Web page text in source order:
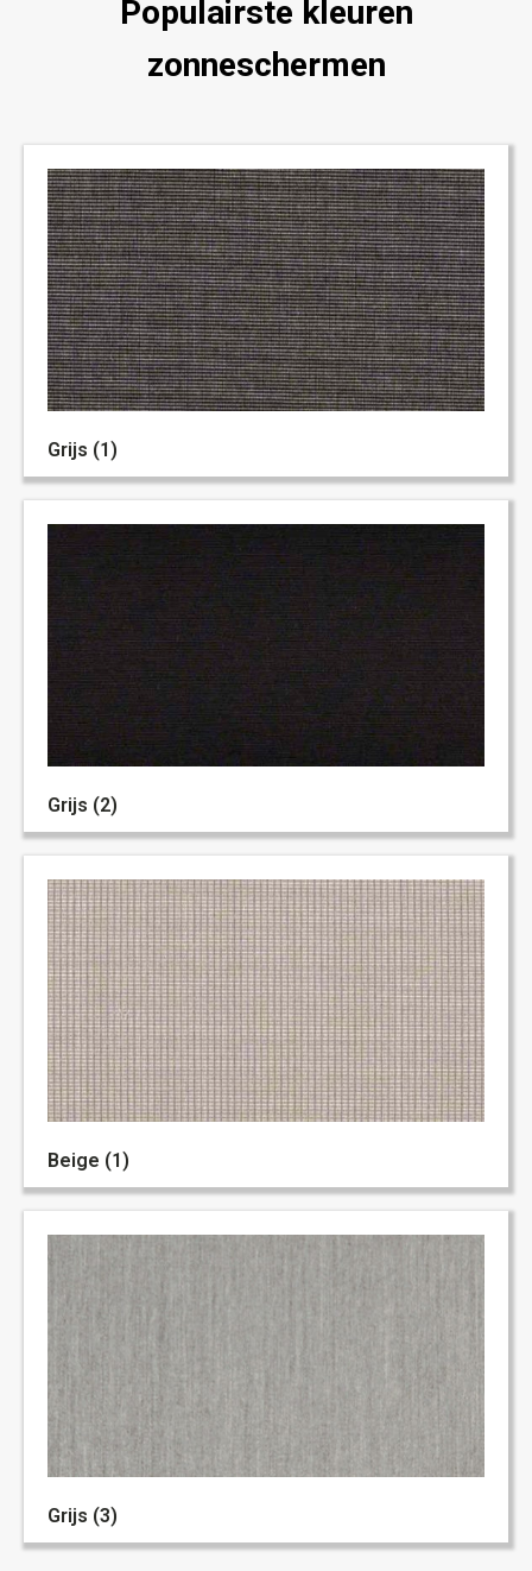
Populairste kleuren
zonneschermen
Grijs (1)
Grijs (2)
Beige (1)
Grijs (3)